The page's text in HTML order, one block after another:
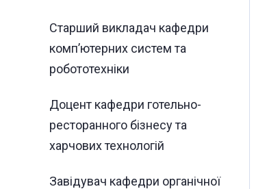
Старший викладач кафедри
комп’ютерних систем та
робототехніки
Доцент кафедри готельно-
ресторанного бізнесу та
харчових технологій
Завідувач кафедри органічної